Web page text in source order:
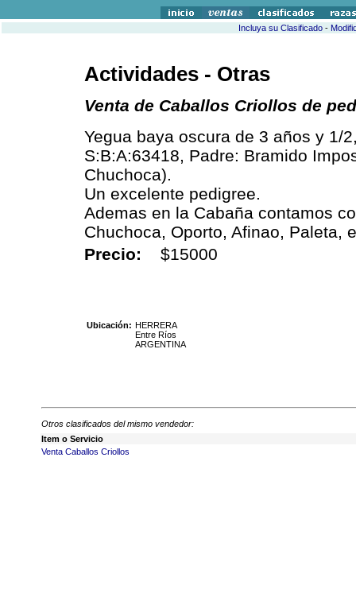
Incluya su Clasificado-
Actividades - Otras
Venta de Caballos Criollos de
Yegua baya oscura de 3 años y 1/
S:B:A:63418, Padre: Bramido
Chuchoca).
Un excelente pedigree.
Ademas en la Cabaña contamos
Chuchoca, Oporto, Afinao, Paleta,
Precio: $15000
Ubicación: HERRERA
Entre Ríos
ARGENTINA
Otros clasificados del mismo vendedor:
Item o Servicio
Venta Caballos Criollos